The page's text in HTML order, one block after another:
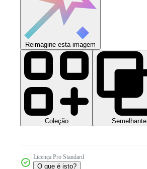
Reimagine esta imagem
Coleção Semelhante
Licença Pro Standard
O que é isto?